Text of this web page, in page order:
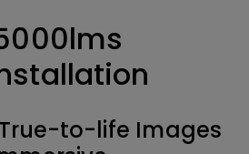
to-life Images